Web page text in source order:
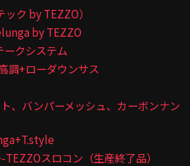
ク by TEZZO）
by TEZZO
ークシステム
調+ローダウンサス
、バンパーメッシュ、カーボンナン
スロコン（生産終了品）